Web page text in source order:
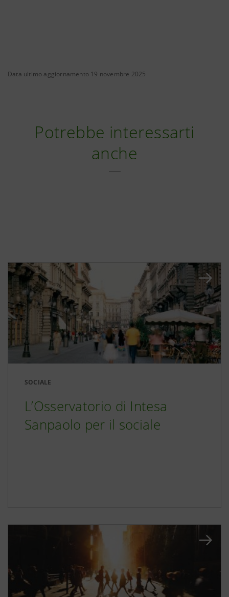
Data ultimo aggiornamento 19 novembre 2025
Potrebbe interessarti
anche
SOCIALE
L’Osservatorio di Intesa
Sanpaolo per il sociale